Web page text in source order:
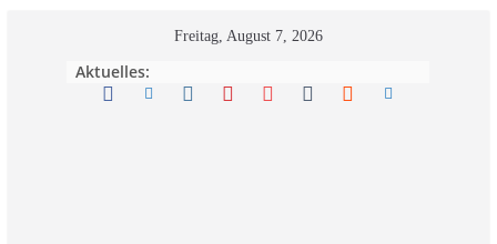
Freitag, August 7, 2026
Aktuelles: